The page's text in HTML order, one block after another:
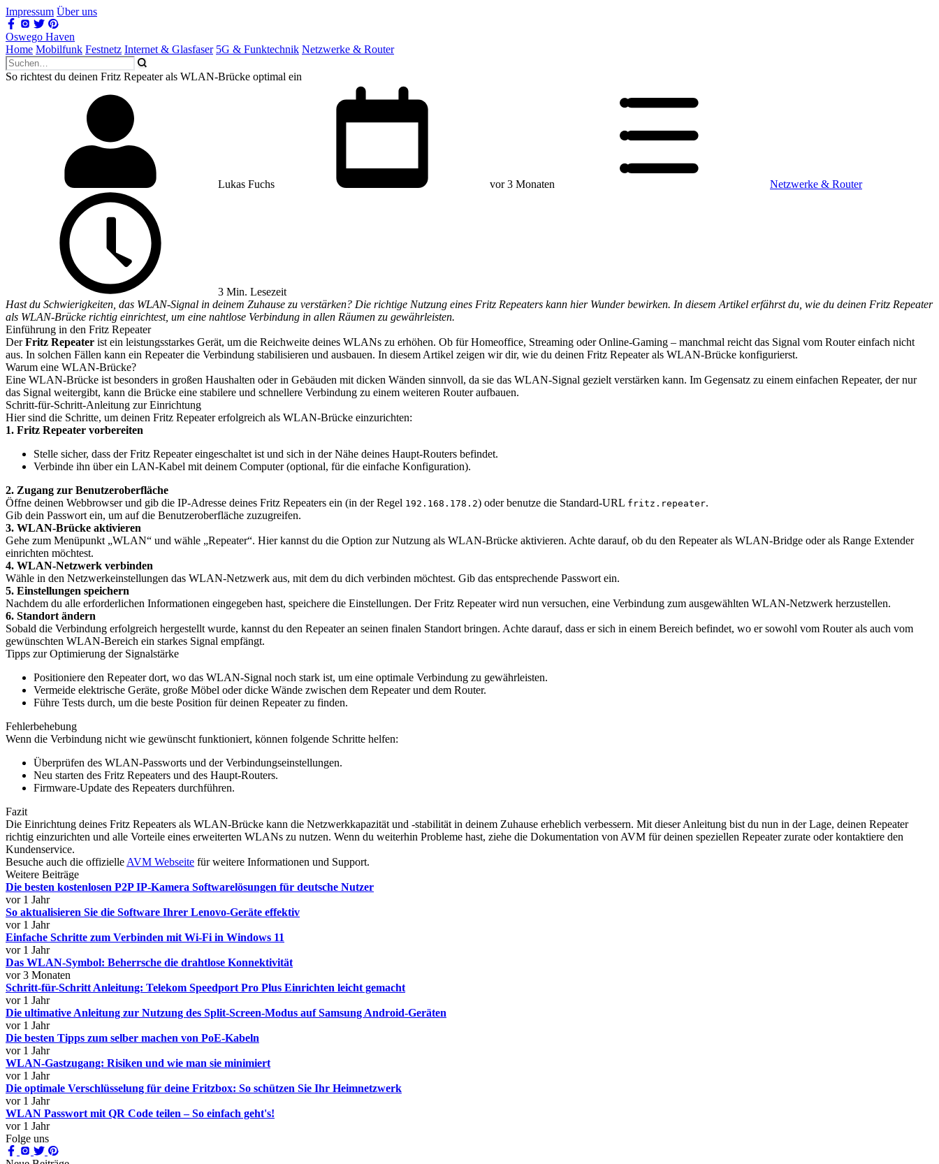
Impressum Über uns
Oswego Haven
Home Mobilfunk Festnetz Internet & Glasfaser 5G & Funktechnik Netzwerke & Router
So richtest du deinen Fritz Repeater als WLAN-Brücke optimal ein
Lukas Fuchs vor 3 Monaten Netzwerke & Router
3 Min. Lesezeit
Hast du Schwierigkeiten, das WLAN-Signal in deinem Zuhause zu verstärken? Die richtige Nutzung eines Fritz Repeaters kann hier Wunder bewirken. In diesem Artikel erfährst du, wie du deinen Fritz Repeater
als WLAN-Brücke richtig einrichtest, um eine nahtlose Verbindung in allen Räumen zu gewährleisten.
Einführung in den Fritz Repeater
DerFritz Repeater ist ein leistungsstarkes Gerät, um die Reichweite deines WLANs zu erhöhen. Ob für Homeoffice, Streaming oder Online-Gaming – manchmal reicht das Signal vom Router einfach nicht
aus. In solchen Fällen kann ein Repeater die Verbindung stabilisieren und ausbauen. In diesem Artikel zeigen wir dir, wie du deinen Fritz Repeater als WLAN-Brücke konfigurierst.
Warum eine WLAN-Brücke?
Eine WLAN-Brücke ist besonders in großen Haushalten oder in Gebäuden mit dicken Wänden sinnvoll, da sie das WLAN-Signal gezielt verstärken kann. Im Gegensatz zu einem einfachen Repeater, der nur
das Signal weitergibt, kann die Brücke eine stabilere und schnellere Verbindung zu einem weiteren Router aufbauen.
Schritt-für-Schritt-Anleitung zur Einrichtung
Hier sind die Schritte, um deinen Fritz Repeater erfolgreich als WLAN-Brücke einzurichten:
1. Fritz Repeater vorbereiten
Stelle sicher, dass der Fritz Repeater eingeschaltet ist und sich in der Nähe deines Haupt-Routers befindet.
Verbinde ihn über ein LAN-Kabel mit deinem Computer (optional, für die einfache Konfiguration).
2. Zugang zur Benutzeroberfläche
Öffne deinen Webbrowser und gib die IP-Adresse deines Fritz Repeaters ein (in der Regel 192.168.178.2) oder benutze die Standard-URL fritz.repeater.
Gib dein Passwort ein, um auf die Benutzeroberfläche zuzugreifen.
3. WLAN-Brücke aktivieren
Gehe zum Menüpunkt „WLAN“ und wähle „Repeater“. Hier kannst du die Option zur Nutzung als WLAN-Brücke aktivieren. Achte darauf, ob du den Repeater als WLAN-Bridge oder als Range Extender
einrichten möchtest.
4. WLAN-Netzwerk verbinden
Wähle in den Netzwerkeinstellungen das WLAN-Netzwerk aus, mit dem du dich verbinden möchtest. Gib das entsprechende Passwort ein.
5. Einstellungen speichern
Nachdem du alle erforderlichen Informationen eingegeben hast, speichere die Einstellungen. Der Fritz Repeater wird nun versuchen, eine Verbindung zum ausgewählten WLAN-Netzwerk herzustellen.
6. Standort ändern
Sobald die Verbindung erfolgreich hergestellt wurde, kannst du den Repeater an seinen finalen Standort bringen. Achte darauf, dass er sich in einem Bereich befindet, wo er sowohl vom Router als auch vom
gewünschten WLAN-Bereich ein starkes Signal empfängt.
Tipps zur Optimierung der Signalstärke
Positioniere den Repeater dort, wo das WLAN-Signal noch stark ist, um eine optimale Verbindung zu gewährleisten.
Vermeide elektrische Geräte, große Möbel oder dicke Wände zwischen dem Repeater und dem Router.
Führe Tests durch, um die beste Position für deinen Repeater zu finden.
Fehlerbehebung
Wenn die Verbindung nicht wie gewünscht funktioniert, können folgende Schritte helfen:
Überprüfen des WLAN-Passworts und der Verbindungseinstellungen.
Neu starten des Fritz Repeaters und des Haupt-Routers.
Firmware-Update des Repeaters durchführen.
Fazit
Die Einrichtung deines Fritz Repeaters als WLAN-Brücke kann die Netzwerkkapazität und -stabilität in deinem Zuhause erheblich verbessern. Mit dieser Anleitung bist du nun in der Lage, deinen Repeater
richtig einzurichten und alle Vorteile eines erweiterten WLANs zu nutzen. Wenn du weiterhin Probleme hast, ziehe die Dokumentation von AVM für deinen speziellen Repeater zurate oder kontaktiere den
Kundenservice.
Besuche auch die offizielle AVM Webseite für weitere Informationen und Support.
Weitere Beiträge
Die besten kostenlosen P2P IP-Kamera Softwarelösungen für deutsche Nutzer
vor 1 Jahr
So aktualisieren Sie die Software Ihrer Lenovo-Geräte effektiv
vor 1 Jahr
Einfache Schritte zum Verbinden mit Wi-Fi in Windows 11
vor 1 Jahr
Das WLAN-Symbol: Beherrsche die drahtlose Konnektivität
vor 3 Monaten
Schritt-für-Schritt Anleitung: Telekom Speedport Pro Plus Einrichten leicht gemacht
vor 1 Jahr
Die ultimative Anleitung zur Nutzung des Split-Screen-Modus auf Samsung Android-Geräten
vor 1 Jahr
Die besten Tipps zum selber machen von PoE-Kabeln
vor 1 Jahr
WLAN-Gastzugang: Risiken und wie man sie minimiert
vor 1 Jahr
Die optimale Verschlüsselung für deine Fritzbox: So schützen Sie Ihr Heimnetzwerk
vor 1 Jahr
WLAN Passwort mit QR Code teilen – So einfach geht's!
vor 1 Jahr
Folge uns